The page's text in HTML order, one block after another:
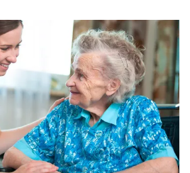
trabajan en diplomado para
creación y manejo de
estadísticas de turismo